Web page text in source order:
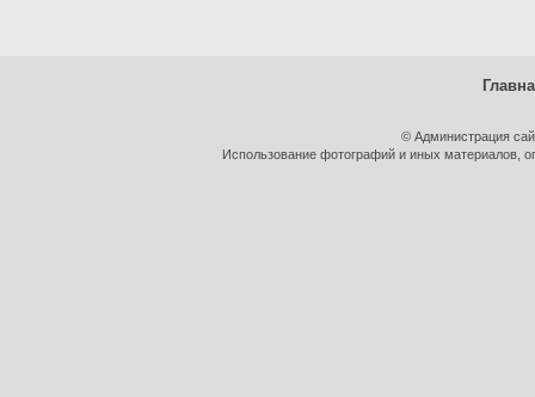
© Администрация
Использование фотографий и иных материалов,